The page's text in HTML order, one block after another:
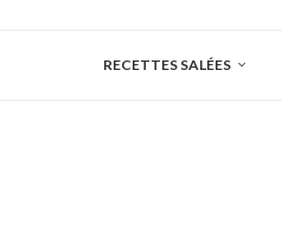
RECETTES SALÉES